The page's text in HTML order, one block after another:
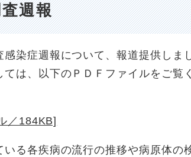
週報
染症週報について、報道提供しま
は、以下のＰＤＦファイルをご覧
／184KB]
る各疾病の流行の推移や病原体の